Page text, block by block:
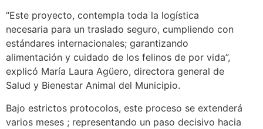
“Este proyecto, contempla toda la logística
necesaria para un traslado seguro, cumpliendo con
estándares internacionales; garantizando
alimentación y cuidado de los felinos de por vida”,
explicó María Laura Agüero, directora general de
Salud y Bienestar Animal del Municipio.
Bajo estrictos protocolos, este proceso se extenderá
varios meses ; representando un paso decisivo hacia